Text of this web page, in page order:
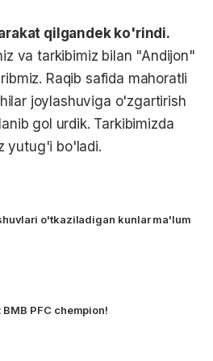
qilgandek ko'rindi.
va tarkibimiz bilan "Andijon"
Raqib safida mahoratli
joylashuviga o'zgartirish
gol urdik. Tarkibimizda
yutug'i bo'ladi.
o'tkaziladigan kunlar ma'lum
PFC chempion!